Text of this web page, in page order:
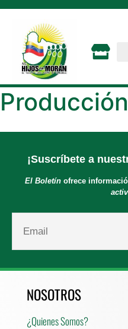
Producción
¡Suscríbete a
El Boletínofrece
NOSOTROS
¿Quienes Somos?